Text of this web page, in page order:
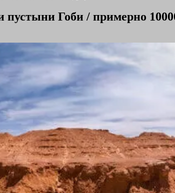
Гоби / примерно